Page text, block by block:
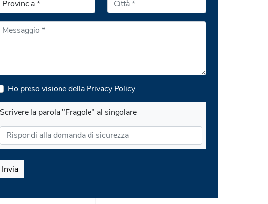
Ho preso visione della Privacy Policy
Scrivere la parola "Fragole" al singolare
Invia